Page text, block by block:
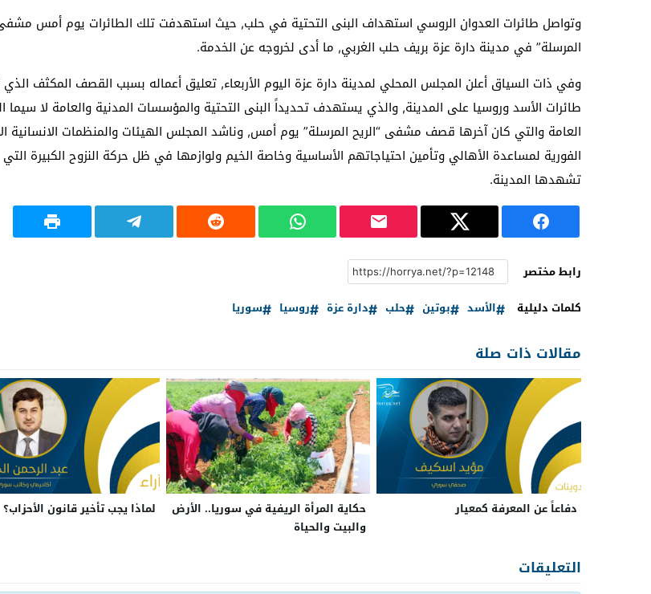
وتواصل طائرات العدوان الروسي استهداف البنى التحتية في حلب, حيث استهدفت تلك الطائرات يوم أمس مشفى
المرسلة” في مدينة دارة عزة بريف حلب الغربي, ما أدى لخروجه عن الخدمة.
وفي ذات السياق أعلن المجلس المحلي لمدينة دارة عزة اليوم الأربعاء, تعليق أعماله بسبب القصف المكثف
طائرات الأسد وروسيا على المدينة, والذي يستهدف تحديداً البنى التحتية والمؤسسات المدنية والعامة لا سيما
العامة والتي كان آخرها قصف مشفى “الريح المرسلة” يوم أمس, وناشد المجلس الهيئات والمنظمات الانسانية
الفورية لمساعدة الأهالي وتأمين احتياجاتهم الأساسية وخاصة الخيم ولوازمها في ظل حركة النزوح الكبيرة التي
تشهدها المدينة.
رابط مختصر
كلمات دليلية
الأسد بوتين حلب دارة عزة روسيا سوريا
مقالات ذات صلة
دفاعاً عن المعرفة كمعيار
حكاية المرأة الريفية في سوريا.. الأرض
والبيت والحياة
لماذا يجب تأخير قانون الأحزاب؟
التعليقات